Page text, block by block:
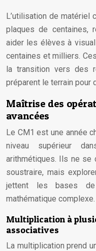
L’utilisation de matériel
plaques de centaines,
aider les élèves à
centaines et milliers.
la transition vers des
préparent le terrain pour
Maîtrise des
avancées
Le CM1 est une année
niveau supérieur
arithmétiques. Ils ne se
soustraire, mais
jettent les bases de
mathématique complexe.
Multiplication à
associatives
La multiplication prend